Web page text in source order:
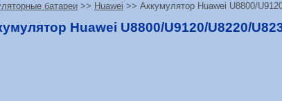
батареи >> Huawei >> Аккумулятор Huawei U8800/
Huawei U8800/U9120/U8220/